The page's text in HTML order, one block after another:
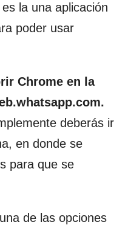
la una aplicación
poder usar
Chrome en la
deberás ir
en donde se
para que se
de las opciones